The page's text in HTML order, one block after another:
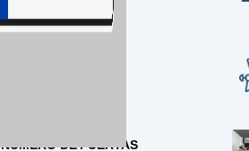
gasolina
NÚMERO DE PUERTAS